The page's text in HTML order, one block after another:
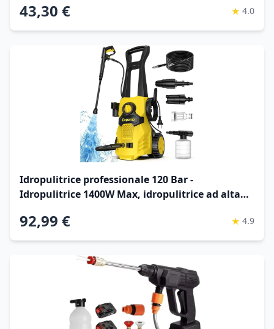
Triturazione 10:1, Vel. Soffiagg. 240 km/h, Sacco
di Raccolta 40 L
43,30 € ★ 4.0
Idropulitrice professionale 120 Bar -
Idropulitrice 1400W Max, idropulitrice ad alta
Autoadescante, 7m Tubo Alta Pressione, per
Pulizia Auto e Terrazzo
92,99 € ★ 4.9